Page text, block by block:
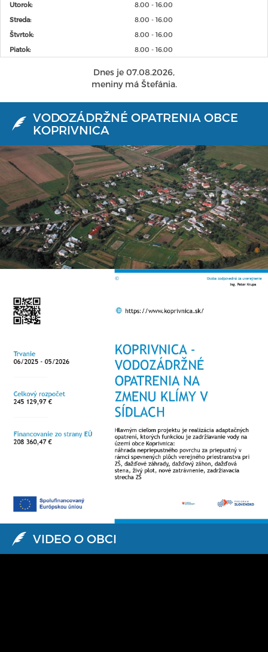
Utorok:
8.00 - 16.00
Streda:
8.00 - 16.00
Štvrtok:
8.00 - 16.00
Piatok:
8.00 - 16.00
Dnes je 07.08.2026,
meniny má Štefánia.
VODOZÁDRŽNÉ OPATRENIA OBCE
KOPRIVNICA
VIDEO O OBCI